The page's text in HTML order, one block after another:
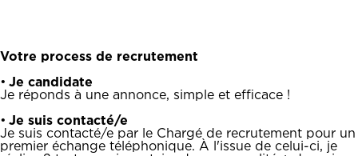
Votre process de recrutement
• Je candidate
Je réponds à une annonce, simple et efficace !
• Je suis contacté/e
Je suis contacté/e par le Chargé de recrutement pour un
premier échange téléphonique. À l'issue de celui-ci, je